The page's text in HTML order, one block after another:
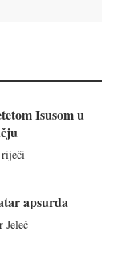
Isusom u
apsurda
Jeleč